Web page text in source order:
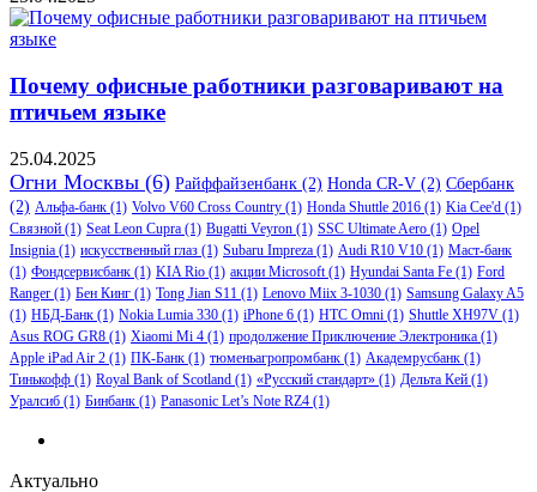
Почему офисные работники разговаривают на
птичьем языке
25.04.2025
Огни Москвы (6) Райффайзенбанк (2) Honda CR-V (2) Сбербанк
(2) Альфа-банк (1) Volvo V60 Cross Country (1) Honda Shuttle 2016 (1) Kia Cee'd (1)
Связной (1) Seat Leon Cupra (1) Bugatti Veyron (1) SSC Ultimate Aero (1) Opel
Insignia (1) искусственный глаз (1) Subaru Impreza (1) Audi R10 V10 (1) Маст-банк
(1) Фондсервисбанк (1) KIA Rio (1) акции Microsoft(1) Hyundai Santa Fe (1) Ford
Ranger (1) Бен Кинг (1) Tong Jian S11 (1) Lenovo Miix 3-1030 (1) Samsung Galaxy A5
(1) НБД-Банк (1) Nokia Lumia 330 (1) iPhone 6 (1) HTC Omni (1) Shuttle XH97V (1)
Asus ROG GR8 (1) Xiaomi Mi 4 (1) продолжение Приключение Электроника (1)
Apple iPad Air 2 (1) ПК-Банк (1) тюменьагропромбанк (1) Академрусбанк (1)
Тинькофф (1) Royal Bank of Scotland (1) «Русский стандарт» (1) Дельта Кей (1)
Уралсиб (1) Бинбанк (1) Panasonic Let’s Note RZ4 (1)
Актуально